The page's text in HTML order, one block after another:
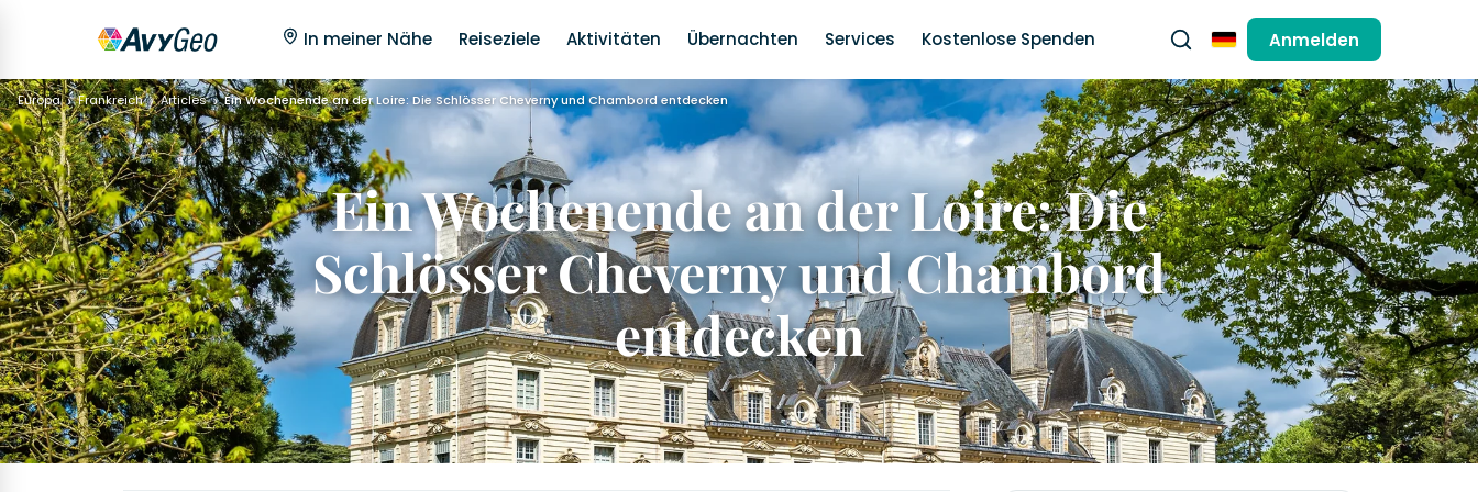
In meiner Nähe Reiseziele Aktivitäten Übernachten Services Kostenlose Spenden DeutschAnmelden
Europa Frankreich Articles Ein Wochenende an der Loire: Die Schlösser Cheverny und Chambord entdecken
Ein Wochenende an der Loire: Die
Schlösser Cheverny und Chambord
entdecken